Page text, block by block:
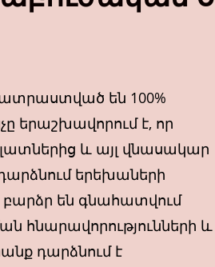
են 100%
երաշխավորում է, որ
և այլ վնասակար
երեխաների
են գնահատվում
հնարավորությունների և
դարձնում է